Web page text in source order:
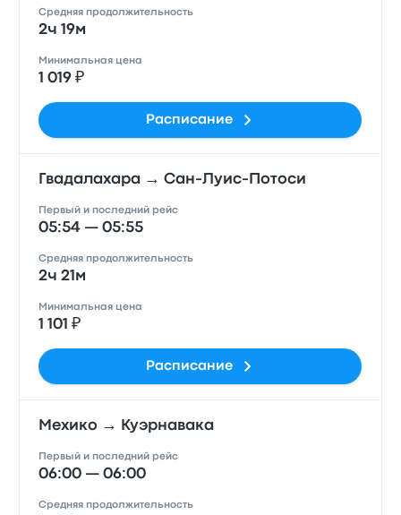
Средняя продолжительность
2ч 19м
Минимальная цена
1 019 ₽
Расписание
Гвадалахара → Сан-Луис-Потоси
Первый и последний рейс
05:54 — 05:55
Средняя продолжительность
2ч 21м
Минимальная цена
1 101 ₽
Расписание
Мехико → Куэрнавака
Первый и последний рейс
06:00 — 06:00
Средняя продолжительность